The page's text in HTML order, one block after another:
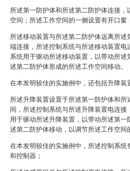
所述第一防护体和所述第二防护体连接，
空间；所述工作空间的一侧设置有开口窗
所述移动装置与所述第二防护体远离所述
端连接，所述控制系统与所述移动装置电
系统用于驱动所述移动装置，以带动所述
述第二防护体形成的所述工作空间移动。
在本发明较佳的实施例中，还包括升降装
所述升降装置设置于所述第一防护体和所
间，所述控制系统与所述升降装置电连接
用于驱动所述升降装置，以带动所述第一
述第二防护体移动，以调节所述工作空间
在本发明较佳的实施例中，所述控制系统
和控制器；